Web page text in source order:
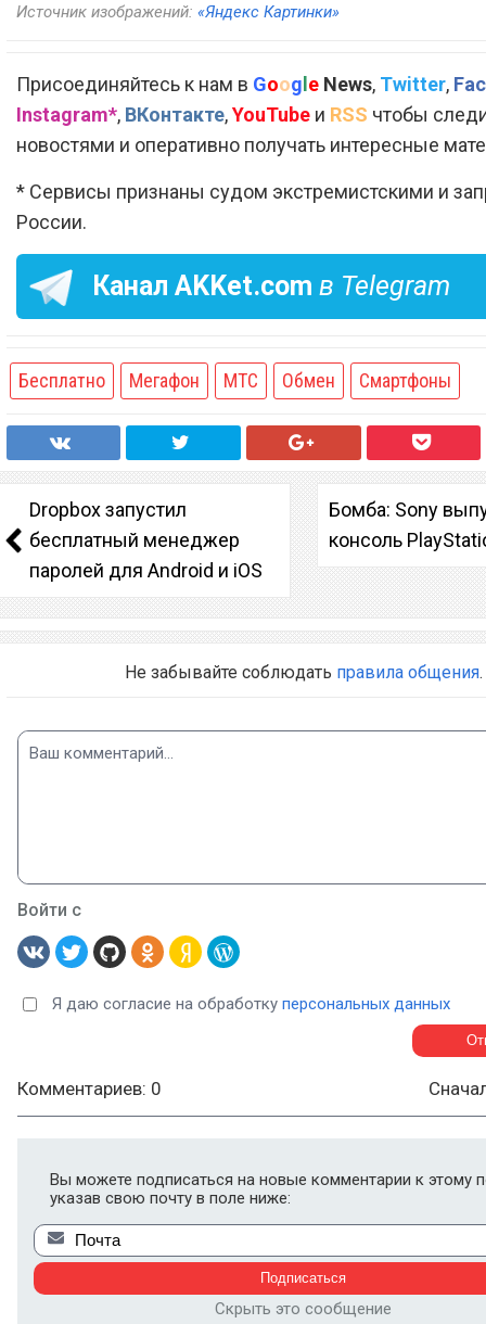
Источник изображений: «Яндекс Картинки»
Присоединяйтесь к нам в Google News, Twitter,
Instagram*, ВКонтакте,YouTube и RSS чтобы
новостями и оперативно получать интересные
* Сервисы признаны судом экстремистскими и
России.
Канал AKKet.com в Telegram
Бесплатно Мегафон МТС Обмен Смартфоны
Dropbox запустил
бесплатный менеджер
паролей для Android и iOS
Бомба: Sony
консоль
Не забывайте соблюдать правила общения.
Войти с
Я даю согласие на обработку персональных данных
Комментариев: 0
Вы можете подписаться на новые комментарии к этому
указав свою почту в поле ниже:
Скрыть это сообщение